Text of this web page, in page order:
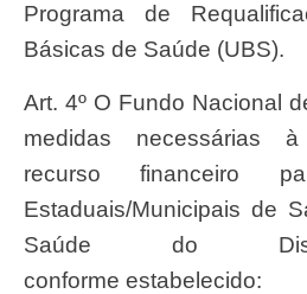
Programa de
Básicas de Saúde (UBS).
Art. 4º O Fundo Nacional de Saúde adotará as
medidas necessárias
recurso financeiro
Estaduais/Municipais de
Saúde do
conforme estabelecido: